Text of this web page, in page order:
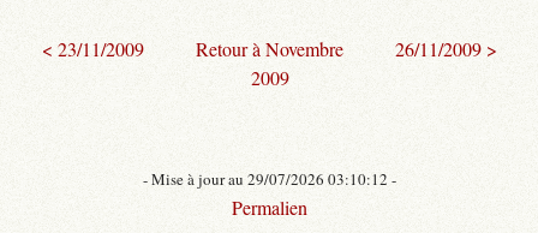
< 23/11/2009
Retour à Novembre
2009
26/11/2009 >
- Mise à jour au 29/07/2026 03:10:12 -
Permalien